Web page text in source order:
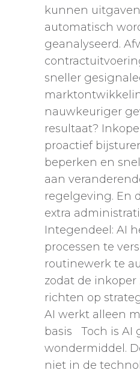
kunnen
automatisch
geanalyseerd.
sneller
nauwkeuriger
resultaat?
proactief
beperken en
aan
regelgeving. En
extra
Integendeel: AI
processen te
routinewerk te
zodat de inkoper
richten op
AI werkt alleen
basis Toch is AI
wondermiddel.
niet in de